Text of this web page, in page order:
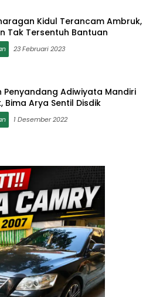
Kidul Terancam Ambruk,
Tak Tersentuh Bantuan
23 Februari 2023
Penyandang Adiwiyata Mandiri
Bima Arya Sentil Disdik
1 Desember 2022